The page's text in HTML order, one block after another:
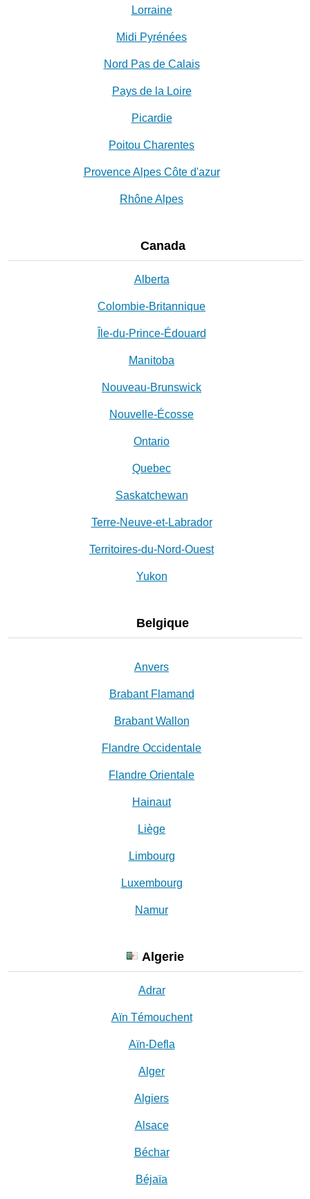
Lorraine
Midi Pyrénées
Nord Pas de Calais
Pays de la Loire
Picardie
Poitou Charentes
Provence Alpes Côte d'azur
Rhône Alpes
Canada
Alberta
Colombie-Britannique
Île-du-Prince-Édouard
Manitoba
Nouveau-Brunswick
Nouvelle-Écosse
Ontario
Quebec
Saskatchewan
Terre-Neuve-et-Labrador
Territoires-du-Nord-Ouest
Yukon
Belgique
Anvers
Brabant Flamand
Brabant Wallon
Flandre Occidentale
Flandre Orientale
Hainaut
Liège
Limbourg
Luxembourg
Namur
Algerie
Adrar
Aïn Témouchent
Aïn-Defla
Alger
Algiers
Alsace
Béchar
Béjaïa